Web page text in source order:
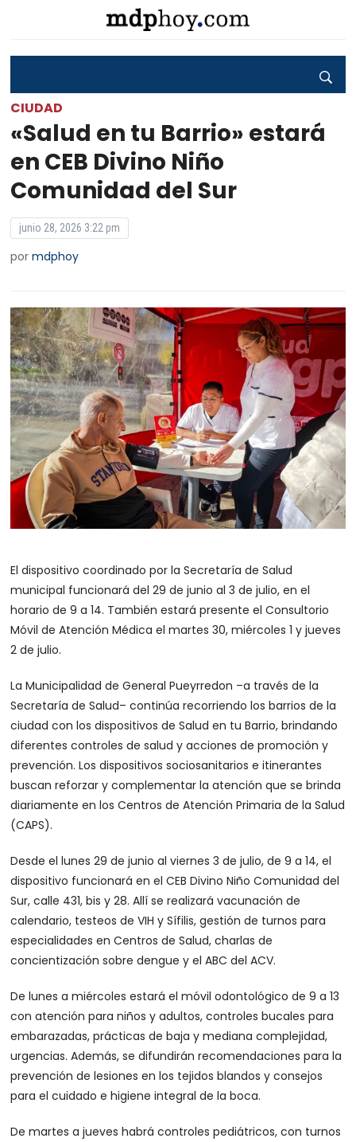
CIUDAD
«Salud en tu Barrio» estará
en CEB Divino Niño
Comunidad del Sur
junio 28, 2026 3:22 pm
pormdphoy
El dispositivo coordinado por la Secretaría de Salud
municipal funcionará del 29 de junio al 3 de julio, en el
horario de 9 a 14. También estará presente el Consultorio
Móvil de Atención Médica el martes 30, miércoles 1 y jueves
2 de julio.
La Municipalidad de General Pueyrredon –a través de la
Secretaría de Salud– continúa recorriendo los barrios de la
ciudad con los dispositivos de Salud en tu Barrio, brindando
diferentes controles de salud y acciones de promoción y
prevención. Los dispositivos sociosanitarios e itinerantes
buscan reforzar y complementar la atención que se brinda
diariamente en los Centros de Atención Primaria de la Salud
(CAPS).
Desde el lunes 29 de junio al viernes 3 de julio, de 9 a 14, el
dispositivo funcionará en el CEB Divino Niño Comunidad del
Sur, calle 431, bis y 28. Allí se realizará vacunación de
calendario, testeos de VIH y Sífilis, gestión de turnos para
especialidades en Centros de Salud, charlas de
concientización sobre dengue y el ABC del ACV.
De lunes a miércoles estará el móvil odontológico de 9 a 13
con atención para niños y adultos, controles bucales para
embarazadas, prácticas de baja y mediana complejidad,
urgencias. Además, se difundirán recomendaciones para la
prevención de lesiones en los tejidos blandos y consejos
para el cuidado e higiene integral de la boca.
De martes a jueves habrá controles pediátricos, con turnos